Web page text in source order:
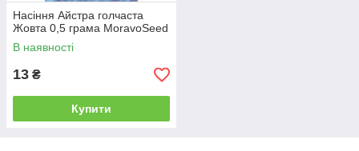
Насіння Айстра голчаста
Жовта 0,5 грама MoravoSeed
В наявності
13 ₴
Купити